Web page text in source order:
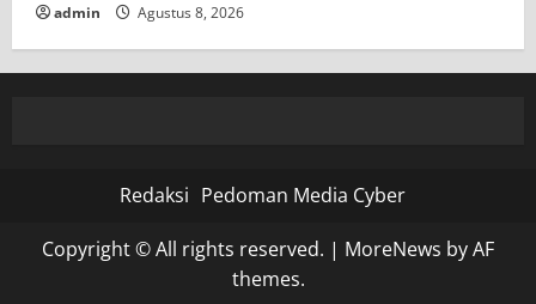
admin Agustus 8, 2026
Redaksi Pedoman Media Cyber
Copyright © All rights reserved. | MoreNews by AF
themes.